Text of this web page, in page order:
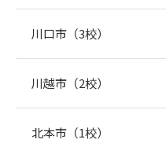
川口市（3校）
川越市（2校）
北本市（1校）